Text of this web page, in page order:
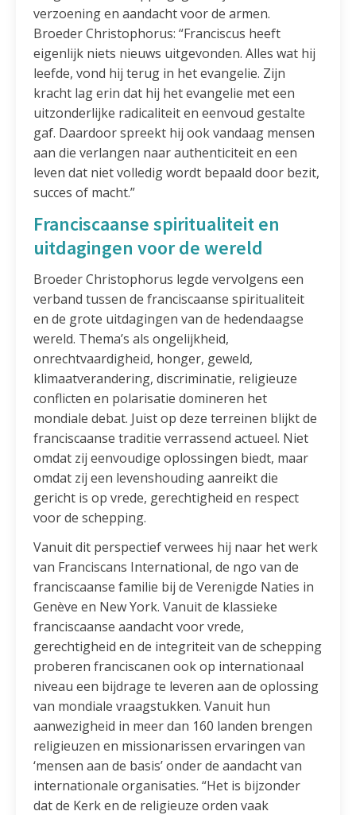
verzoening en aandacht voor de armen.
Broeder Christophorus: “Franciscus heeft
eigenlijk niets nieuws uitgevonden. Alles wat hij
leefde, vond hij terug in het evangelie. Zijn
kracht lag erin dat hij het evangelie met een
uitzonderlijke radicaliteit en eenvoud gestalte
gaf. Daardoor spreekt hij ook vandaag mensen
aan die verlangen naar authenticiteit en een
leven dat niet volledig wordt bepaald door bezit,
succes of macht.”
Franciscaanse spiritualiteit en
uitdagingen voor de wereld
Broeder Christophorus legde vervolgens een
verband tussen de franciscaanse spiritualiteit
en de grote uitdagingen van de hedendaagse
wereld. Thema’s als ongelijkheid,
onrechtvaardigheid, honger, geweld,
klimaatverandering, discriminatie, religieuze
conflicten en polarisatie domineren het
mondiale debat. Juist op deze terreinen blijkt de
franciscaanse traditie verrassend actueel. Niet
omdat zij eenvoudige oplossingen biedt, maar
omdat zij een levenshouding aanreikt die
gericht is op vrede, gerechtigheid en respect
voor de schepping.
Vanuit dit perspectief verwees hij naar het werk
van Franciscans International, de ngo van de
franciscaanse familie bij de Verenigde Naties in
Genève en New York. Vanuit de klassieke
franciscaanse aandacht voor vrede,
gerechtigheid en de integriteit van de schepping
proberen franciscanen ook op internationaal
niveau een bijdrage te leveren aan de oplossing
van mondiale vraagstukken. Vanuit hun
aanwezigheid in meer dan 160 landen brengen
religieuzen en missionarissen ervaringen van
‘mensen aan de basis’ onder de aandacht van
internationale organisaties. “Het is bijzonder
dat de Kerk en de religieuze orden vaak